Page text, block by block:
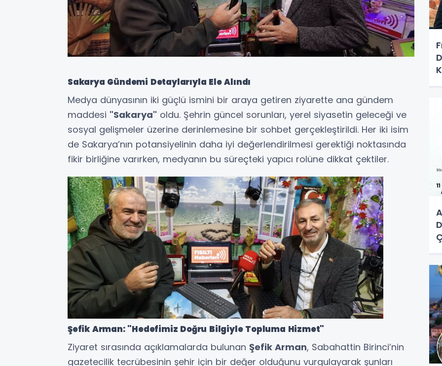
Sakarya Gündemi Detaylarıyla Ele Alındı
Medya dünyasının iki güçlü ismini bir araya getiren ziyarette ana gündem
maddesi "Sakarya" oldu. Şehrin güncel sorunları, yerel siyasetin geleceği ve
sosyal gelişmeler üzerine derinlemesine bir sohbet gerçekleştirildi. Her iki isim
de Sakarya’nın potansiyelinin daha iyi değerlendirilmesi gerektiği noktasında
fikir birliğine varırken, medyanın bu süreçteki yapıcı rolüne dikkat çektiler.
Şefik Arman: "Hedefimiz Doğru Bilgiyle Topluma Hizmet"
Ziyaret sırasında açıklamalarda bulunan Şefik Arman, Sabahattin Birinci’nin
gazetecilik tecrübesinin şehir için bir değer olduğunu vurgulayarak şunları